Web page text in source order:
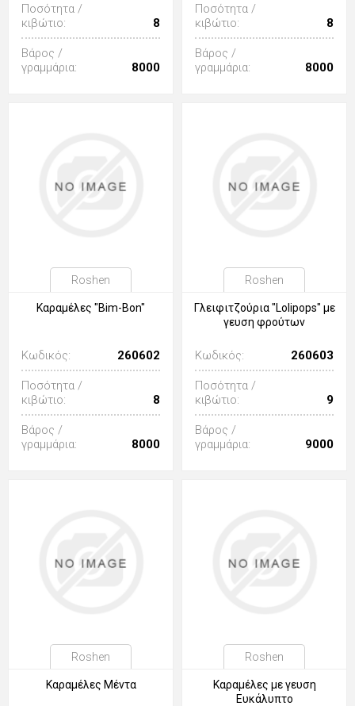
Ποσότητα /
κιβώτιο:
8
Βάρος /
γραμμάρια:
8000
Ποσότητα /
κιβώτιο:
8
Βάρος /
γραμμάρια:
8000
Roshen
Καραμέλες "Bim-Bon"
Κωδικός: 260602
Ποσότητα /
κιβώτιο:
8
Βάρος /
γραμμάρια:
8000
Roshen
Γλειφιτζούρια "Lolipops" με
γευση φρούτων
Κωδικός: 260603
Ποσότητα /
κιβώτιο:
9
Βάρος /
γραμμάρια:
9000
Roshen
Καραμέλες Μέντα
Roshen
Καραμέλες με γευση
Ευκάλυπτο